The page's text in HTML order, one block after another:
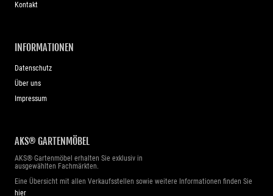
Kontakt
INFORMATIONEN
Datenschutz
Über uns
Impressum
AKS® GARTENMÖBEL
AKS® Gartenmöbel erhalten Sie exklusiv in
ausgewählten Fachmärkten.
Eine Übersicht mit allen Verkaufsstellen sowie weitere Informationen finden Sie
hier